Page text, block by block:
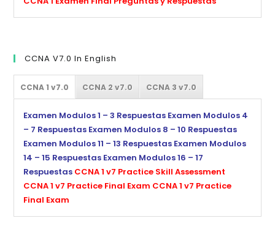
CCNA V7.0 In English
CCNA 1 v7.0 CCNA 2 v7.0 CCNA 3 v7.0
Examen Modulos 1 – 3 Respuestas Examen Modulos 4
– 7 Respuestas Examen Modulos 8 – 10 Respuestas
Examen Modulos 11 – 13 Respuestas Examen Modulos
14 – 15 Respuestas Examen Modulos 16 – 17
Respuestas CCNA 1 v7 Practice Skill Assessment
CCNA 1 v7 Practice Final Exam CCNA 1 v7 Practice
Final Exam